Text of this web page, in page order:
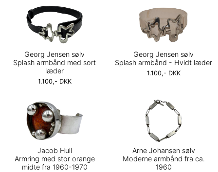
Georg Jensen sølv
Splash armbånd med sort
læder
1.100,- DKK
Georg Jensen sølv
Splash armbånd - Hvidt læder
1.100,- DKK
Jacob Hull
Armring med stor orange
midte fra 1960-1970
Arne Johansen sølv
Moderne armbånd fra ca.
1960